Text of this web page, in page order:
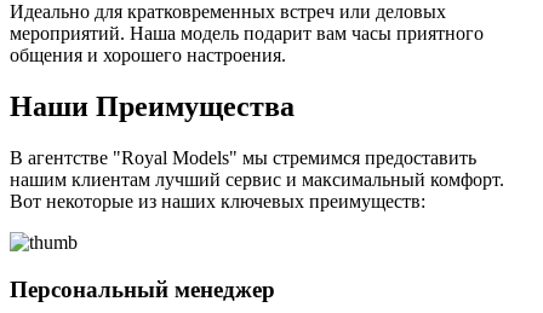
Идеально для кратковременных встреч или деловых
мероприятий. Наша модель подарит вам часы приятного
общения и хорошего настроения.
Наши Преимущества
В агентстве "Royal Models" мы стремимся предоставить
нашим клиентам лучший сервис и максимальный комфорт.
Вот некоторые из наших ключевых преимуществ:
Персональный менеджер